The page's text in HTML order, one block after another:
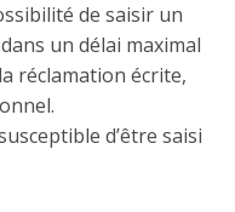
de saisir un
un délai maximal
réclamation écrite,
d’être saisi